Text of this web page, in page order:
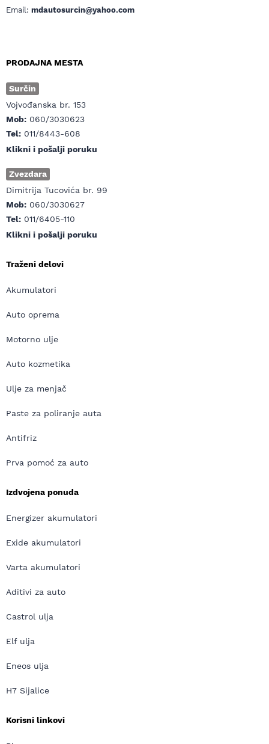
Email: mdautosurcin@yahoo.com
PRODAJNA MESTA
Surčin
Vojvođanska br. 153
Mob: 060/3030623
Tel: 011/8443-608
Klikni i pošalji poruku
Zvezdara
Dimitrija Tucovića br. 99
Mob: 060/3030627
Tel: 011/6405-110
Klikni i pošalji poruku
Traženi delovi
Akumulatori
Auto oprema
Motorno ulje
Auto kozmetika
Ulje za menjač
Paste za poliranje auta
Antifriz
Prva pomoć za auto
Izdvojena ponuda
Energizer akumulatori
Exide akumulatori
Varta akumulatori
Aditivi za auto
Castrol ulja
Elf ulja
Eneos ulja
H7 Sijalice
Korisni linkovi